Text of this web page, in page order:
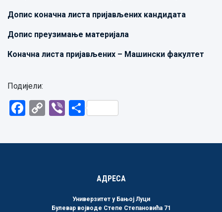
Допис коначна листа пријављених кандидата
Допис преузимање материјала
Коначна листа пријављених – Машински факултет
Подијели:
Facebook
CopyViberShare
АДРЕСА
Универзитет у Бањој Луци
Булевар војводе Степе Степановића 71